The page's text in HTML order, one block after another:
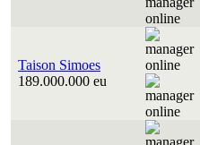
Taison Simoes
189.000.000 eu